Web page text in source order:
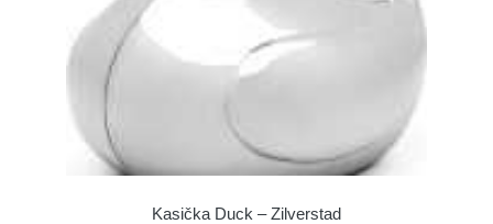
Kasička Duck – Zilverstad